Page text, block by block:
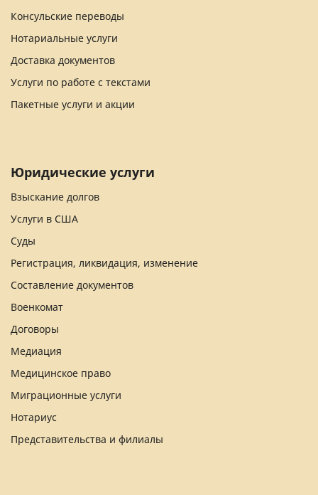
Консульские переводы
Нотариальные услуги
Доставка документов
Услуги по работе с текстами
Пакетные услуги и акции
Юридические услуги
Взыскание долгов
Услуги в США
Суды
Регистрация, ликвидация, изменение
Составление документов
Военкомат
Договоры
Медиация
Медицинское право
Миграционные услуги
Нотариус
Представительства и филиалы